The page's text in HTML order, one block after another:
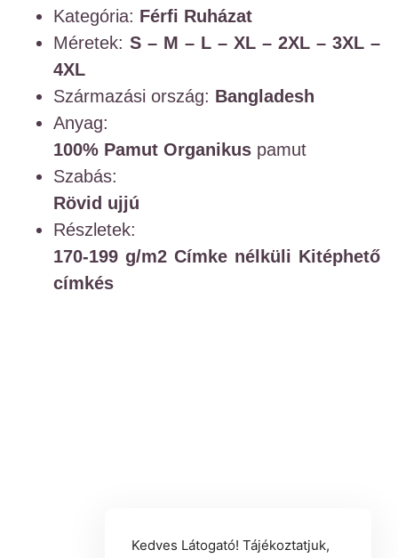
Kategória: Férfi Ruházat
Méretek: S – M – L – XL – 2XL – 3XL –
4XL
Származási ország: Bangladesh
Anyag:
100% Pamut Organikus pamut
Szabás:
Rövid ujjú
Részletek:
170-199 g/m2 Címke nélküli Kitéphető
címkés
Kedves Látogató! Tájékoztatjuk,